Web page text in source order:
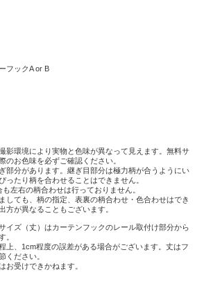
フックA or B
影環境により実物と色味が異なって見えます。無料サ
のお色味を必ずご確認ください。
部分があります。継ぎ目部分は極力柄が合うようにい
ったり柄を合わせることはできません。
左右の柄合わせは行っておりません。
しても、柄の指定、表裏の柄合わせ・色合わせはでき
方が異なることもございます。
イズ（丈）はカーテンフックのレール取付け部分から
。
上、1cm程度の誤差がある場合がございます。丈はフ
ください。
受けできかねます。